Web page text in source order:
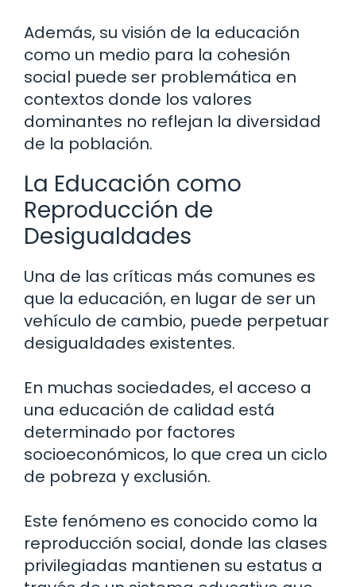
Además, su visión de la educación
como un medio para la cohesión
social puede ser problemática en
contextos donde los valores
dominantes no reflejan la diversidad
de la población.
La Educación como
Reproducción de
Desigualdades
Una de las críticas más comunes es
que la educación, en lugar de ser un
vehículo de cambio, puede perpetuar
desigualdades existentes.
En muchas sociedades, el acceso a
una educación de calidad está
determinado por factores
socioeconómicos, lo que crea un ciclo
de pobreza y exclusión.
Este fenómeno es conocido como la
reproducción social, donde las clases
privilegiadas mantienen su estatus a